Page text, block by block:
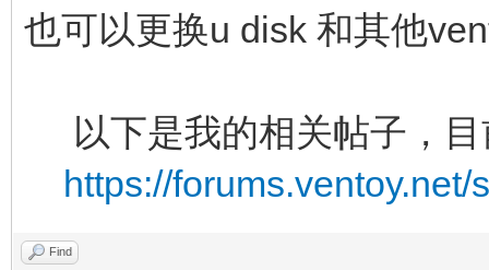
也可以更换u disk 和其他
以下是我的相关帖子，目
https://
Find